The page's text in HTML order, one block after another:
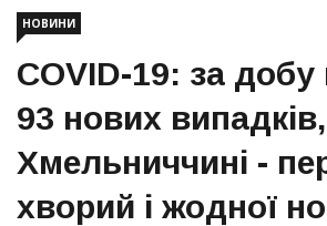
НОВИНИ
COVID-19: за добу
93 нових
Хмельниччині -
хворий і жодної